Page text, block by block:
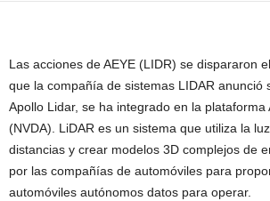
Las acciones de AEYE (LIDR) se dispararon
que la compañía de sistemas LIDAR anunció
Apollo Lidar, se ha integrado en la plataforma
(NVDA). LiDAR es un sistema que utiliza la
distancias y crear modelos 3D complejos de
por las compañías de automóviles para
automóviles autónomos datos para operar.